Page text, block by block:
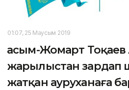
01:07, 25 Маусым 2019
Қасым-Жомарт
жарылыстан зардап
жатқан ауруханаға